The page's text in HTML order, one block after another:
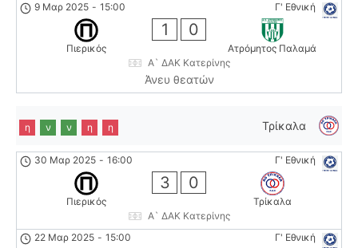
Γ' Εθνική
9 Μαρ 2025 - 15:00
Πιερικός
1 0
Ατρόμητος Παλαμά
Α` ΔΑΚ Κατερίνης
Άνευ θεατών
Τρίκαλα
η ν ν η η
Γ' Εθνική
30 Μαρ 2025 - 16:00
Πιερικός
3 0
Τρίκαλα
Α` ΔΑΚ Κατερίνης
Γ' Εθνική
22 Μαρ 2025 - 15:00